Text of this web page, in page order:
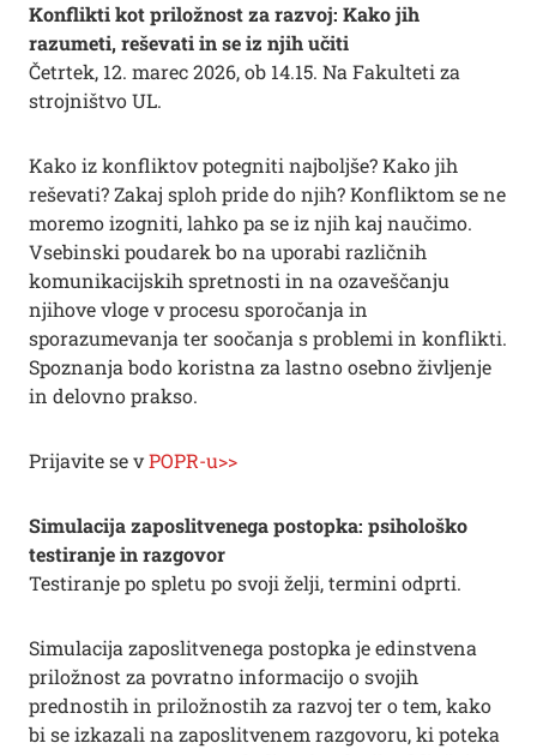
Konflikti kot priložnost za razvoj: Kako jih
razumeti, reševati in se iz njih učiti
Četrtek, 12. marec 2026, ob 14.15. Na Fakulteti za
strojništvo UL.
Kako iz konfliktov potegniti najboljše? Kako jih
reševati? Zakaj sploh pride do njih? Konfliktom se ne
moremo izogniti, lahko pa se iz njih kaj naučimo.
Vsebinski poudarek bo na uporabi različnih
komunikacijskih spretnosti in na ozaveščanju
njihove vloge v procesu sporočanja in
sporazumevanja ter soočanja s problemi in konflikti.
Spoznanja bodo koristna za lastno osebno življenje
in delovno prakso.
Prijavite se vPOPR-u>>
Simulacija zaposlitvenega postopka: psihološko
testiranje in razgovor
Testiranje po spletu po svoji želji, termini odprti.
Simulacija zaposlitvenega postopka je edinstvena
priložnost za povratno informacijo o svojih
prednostih in priložnostih za razvoj ter o tem, kako
bi se izkazali na zaposlitvenem razgovoru, ki poteka